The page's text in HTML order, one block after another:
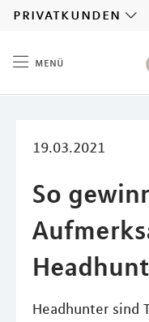
privatkunden
menü
19.03.2021
So
Headhunter sind